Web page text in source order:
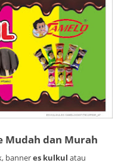
Mudah dan Murah
banneres kulkul atau